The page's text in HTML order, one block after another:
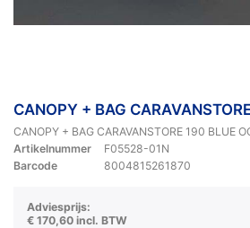
CANOPY + BAG
CANOPY + BAG CARAVANSTORE 190 BLUE
Artikelnummer
F05528-01N
Barcode
8004815261870
Adviesprijs:
€ 170,60 incl. BTW